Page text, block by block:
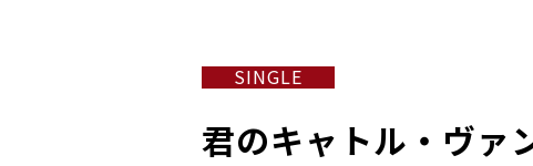
SINGLE
君のキャトル・ヴァ